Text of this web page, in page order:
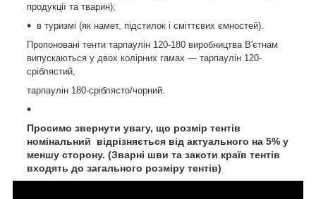
продукції та тварин);
в туризмі (як намет, підстилок і сміттєвих ємностей).
Пропоновані тенти тарпаулін 120-180 виробництва В'єтнам
випускаються у двох колірних гамах — тарпаулін 120-
сріблястий,
тарпаулін 180-сріблясто/чорний.
Просимо звернути увагу, що розмір тентів
номінальний відрізняється від актуального на 5% у
меншу сторону. (Зварні шви та закоти країв тентів
входять до загального розміру тентів)